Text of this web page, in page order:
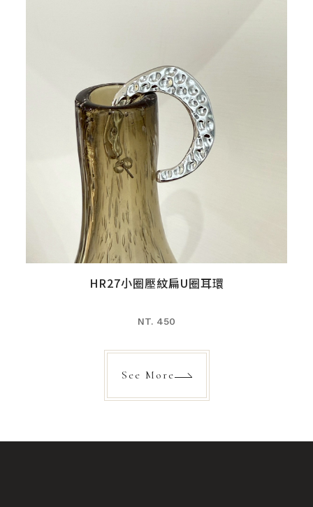
HR27小圈壓紋扁U圈耳環
NT. 450
See More